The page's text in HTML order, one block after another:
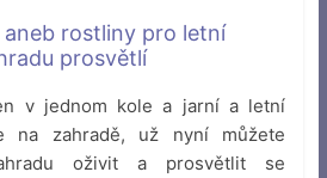
rostliny pro letní
prosvětlí
v jednom kole a jarní a letní
na zahradě, už nyní můžete
oživit a prosvětlit se